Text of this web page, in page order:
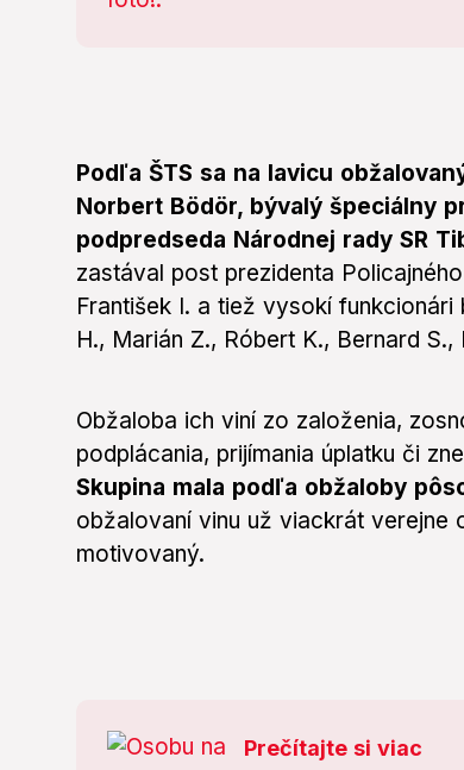
Podľa ŠTS sa na lavicu
Norbert Bödör, bývalý špeciálny
podpredseda Národnej rady SR
zastával post prezidenta
František I. a tiež vysokí
H., Marián Z., Róbert K., Bernard
Obžaloba ich viní zo založenia,
podplácania, prijímania úplatku či
Skupina mala podľa obžaloby
obžalovaní vinu už viackrát verejne
motivovaný.
Prečítajte si viac